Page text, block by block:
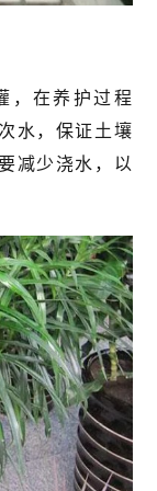
，在养护过程
水，保证土壤
减少浇水，以